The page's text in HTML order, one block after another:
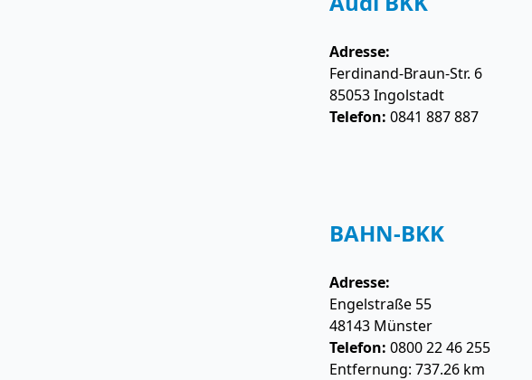
Adresse:
Ferdinand-Braun-Str. 6
85053Ingolstadt
Telefon: 0841 887 887
BAHN-BKK
Adresse:
Engelstraße 55
48143 Münster
Telefon: 0800 22 46 255
Entfernung: 737.26 km